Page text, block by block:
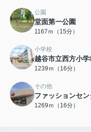
公園
堂面第一公園
1167ｍ（15分）
小学校
越谷市立西方小学
1239ｍ（16分）
その他
ファッションセ
1269ｍ（16分）